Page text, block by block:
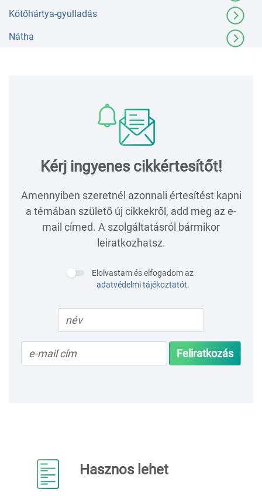
Kötőhártya-gyulladás
Nátha
Kérj ingyenes cikkértesítőt!
Amennyiben szeretnél azonnali értesítést kapni
a témában születő új cikkekről, add meg az e-
mail címed. A szolgáltatásról bármikor
leiratkozhatsz.
Elolvastam és elfogadom az
adatvédelmi tájékoztatót.
Feliratkozás
Hasznos lehet